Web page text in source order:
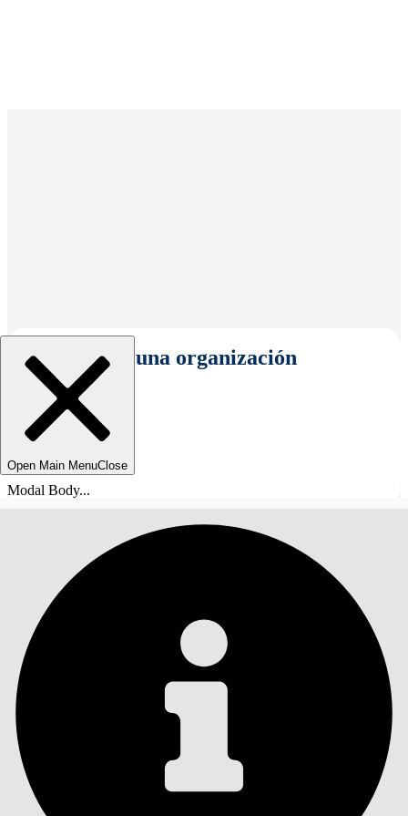
Seleccionar una organización
Open Main MenuClose
Modal Body...
Índice de materias
ÍNDICE DE MATERIAS